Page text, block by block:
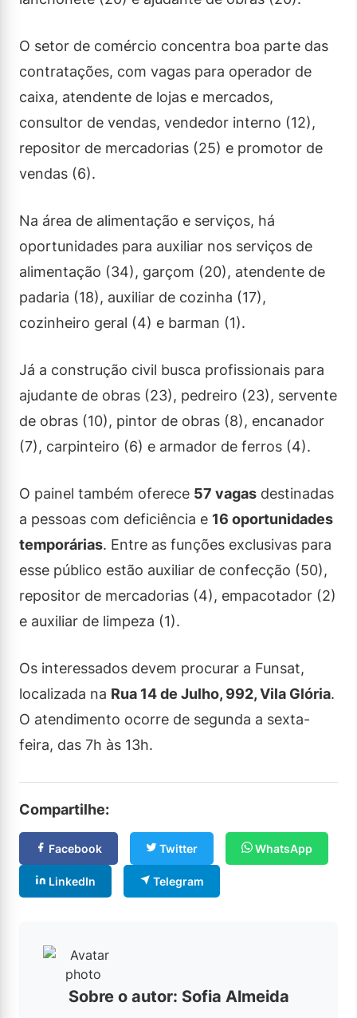
O setor de comércio concentra boa parte das
contratações, com vagas para operador de
caixa, atendente de lojas e mercados,
consultor de vendas, vendedor interno (12),
repositor de mercadorias (25) e promotor de
vendas (6).
Na área de alimentação e serviços, há
oportunidades para auxiliar nos serviços de
alimentação (34), garçom (20), atendente de
padaria (18), auxiliar de cozinha (17),
cozinheiro geral (4) e barman (1).
Já a construção civil busca profissionais para
ajudante de obras (23), pedreiro (23), servente
de obras (10), pintor de obras (8), encanador
(7), carpinteiro (6) e armador de ferros (4).
O painel também oferece 57 vagas destinadas
a pessoas com deficiência e 16 oportunidades
temporárias. Entre as funções exclusivas para
esse público estão auxiliar de confecção (50),
repositor de mercadorias (4), empacotador (2)
e auxiliar de limpeza (1).
Os interessados devem procurar a Funsat,
localizada na Rua 14 de Julho, 992, Vila Glória.
O atendimento ocorre de segunda a sexta-
feira, das 7h às 13h.
Compartilhe:
Facebook Twitter WhatsApp
LinkedIn Telegram
Sobre o autor: Sofia Almeida